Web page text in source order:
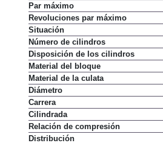
Par máximo
Revoluciones par máximo
Situación
Número de cilindros
Disposición de los cilindros
Material del bloque
Material de la culata
Diámetro
Carrera
Cilindrada
Relación de compresión
Distribución